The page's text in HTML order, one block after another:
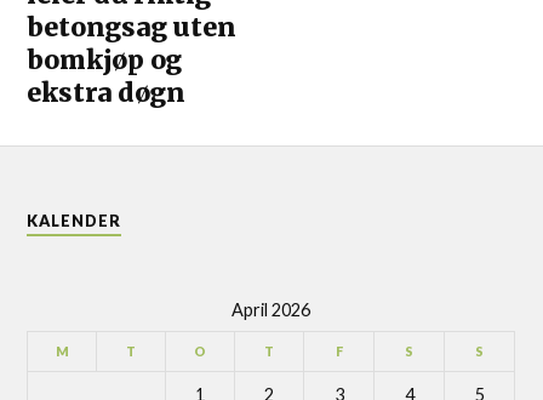
betongsag uten
bomkjøp og
ekstra døgn
KALENDER
April 2026
M T O T F S S
1 2 3 4 5